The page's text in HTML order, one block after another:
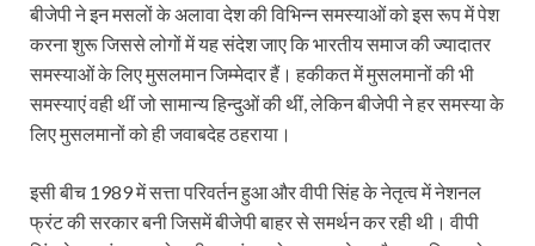
बीजेपी ने इन मसलों के अलावा देश की विभिन्न समस्याओं को इस रूप में पेश
करना शुरू जिससे लोगों में यह संदेश जाए कि भारतीय समाज की ज्‍यादातर
समस्याओं के लिए मुसलमान जिम्मेदार हैं। हकीकत में मुसलमानों की भी
समस्याएं वही थीं जो सामान्य हिन्दुओं की थीं, लेकिन बीजेपी ने हर समस्या के
लिए मुसलमानों को ही जवाबदेह ठहराया।
इसी बीच 1989 में सत्ता परिवर्तन हुआ और वीपी सिंह के नेतृत्व में नेशनल
फ्रंट की सरकार बनी जिसमें बीजेपी बाहर से समर्थन कर रही थी। वीपी